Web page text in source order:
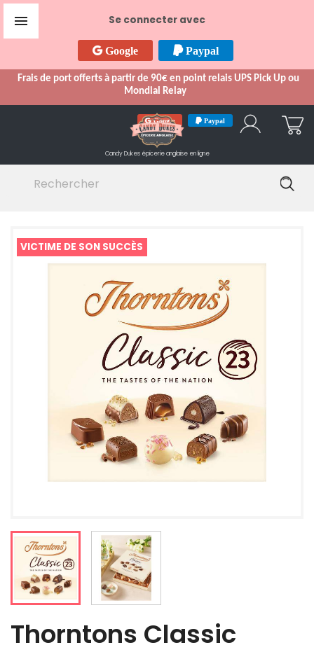
Se connecter avec
Google Paypal
Frais de port offerts à partir de 90€ en point relais UPS Pick Up ou
Mondial Relay

Google Paypal
Candy Dukes épicerie anglaise en ligne
VICTIME DE SON SUCCÈS
Thorntons Classic